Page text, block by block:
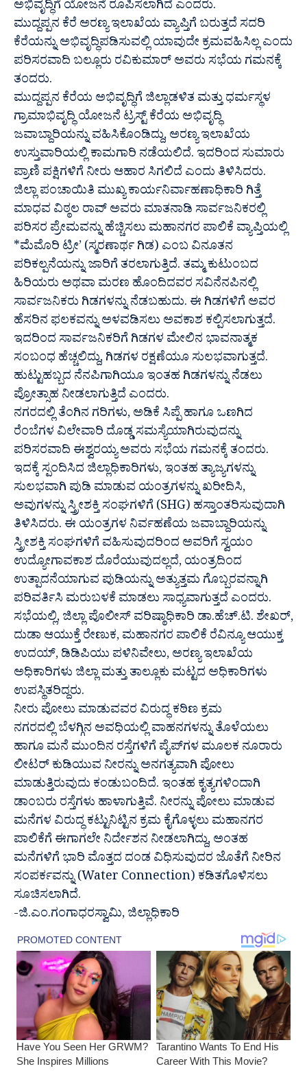
ಅಭಿವೃದ್ಧಿಗೆ ಯೋಜನೆ ರೂಪಿಸಲಾಗಿದೆ ಎಂದರು.
ಮುದ್ದಪ್ಪನ ಕೆರೆ ಅರಣ್ಯ ಇಲಾಖೆಯ ವ್ಯಾಪ್ತಿಗೆ ಬರುತ್ತದೆ ಸದರಿ
ಕೆರೆಯನ್ನು ಅಭಿವೃದ್ಧಿಪಡಿಸುವಲ್ಲಿ ಯಾವುದೇ ಕ್ರಮವಹಿಸಿಲ್ಲ ಎಂದು
ಪರಿಸರವಾದಿ ಬಲ್ಲೂರು ರವಿಕುಮಾರ್‌ ಅವರು ಸಭೆಯ ಗಮನಕ್ಕೆ
ತಂದರು.
ಮುದ್ದಪ್ಪನ ಕೆರೆಯ ಅಭಿವೃದ್ಧಿಗೆ ಜಿಲ್ಲಾಡಳಿತ ಮತ್ತು ಧರ್ಮಸ್ಥಳ
ಗ್ರಾಮಾಭಿವೃದ್ಧಿ ಯೋಜನೆ ಟ್ರಸ್ಟ್ ಕೆರೆಯ ಅಭಿವೃದ್ಧಿ
ಜವಾಬ್ದಾರಿಯನ್ನು ವಹಿಸಿಕೊಂಡಿದ್ದು, ಅರಣ್ಯ ಇಲಾಖೆಯ
ಉಸ್ತುವಾರಿಯಲ್ಲಿ ಕಾಮಗಾರಿ ನಡೆಯಲಿದೆ. ಇದರಿಂದ ಸುಮಾರು
ಪ್ರಾಣಿ ಪಕ್ಷಿಗಳಿಗೆ ನೀರು ಆಹಾರ ಸಿಗಲಿದೆ ಎಂದು ತಿಳಿಸಿದರು.
ಜಿಲ್ಲಾ ಪಂಚಾಯಿತಿ ಮುಖ್ಯ ಕಾರ್ಯನಿರ್ವಾಹಣಾಧಿಕಾರಿ ಗಿತ್ತೆ
ಮಾಧವ ವಿಠ್ಠಲ ರಾವ್‌ ಅವರು ಮಾತನಾಡಿ ಸಾರ್ವಜನಿಕರಲ್ಲಿ
ಪರಿಸರ ಪ್ರೇಮವನ್ನು ಹೆಚ್ಚಿಸಲು ಮಹಾನಗರ ಪಾಲಿಕೆ ವ್ಯಾಪ್ತಿಯಲ್ಲಿ
*ಮೆಮೊರಿ ಟ್ರೀ’ (ಸ್ಮರಣಾರ್ಥ ಗಿಡ) ಎಂಬ ವಿನೂತನ
ಪರಿಕಲ್ಪನೆಯನ್ನು ಜಾರಿಗೆ ತರಲಾಗುತ್ತಿದೆ. ತಮ್ಮ ಕುಟುಂಬದ
ಹಿರಿಯರು ಅಥವಾ ಮರಣ ಹೊಂದಿದವರ ಸವಿನೆನಪಿನಲ್ಲಿ
ಸಾರ್ವಜನಿಕರು ಗಿಡಗಳನ್ನು ನೆಡಬಹುದು. ಈ ಗಿಡಗಳಿಗೆ ಅವರ
ಹೆಸರಿನ ಫಲಕವನ್ನು ಅಳವಡಿಸಲು ಅವಕಾಶ ಕಲ್ಪಿಸಲಾಗುತ್ತದೆ.
ಇದರಿಂದ ಸಾರ್ವಜನಿಕರಿಗೆ ಗಿಡಗಳ ಮೇಲಿನ ಭಾವನಾತ್ಮಕ
ಸಂಬಂಧ ಹೆಚ್ಚಲಿದ್ದು, ಗಿಡಗಳ ರಕ್ಷಣೆಯೂ ಸುಲಭವಾಗುತ್ತದೆ.
ಹುಟ್ಟುಹಬ್ಬದ ನೆನಪಿಗಾಗಿಯೂ ಇಂತಹ ಗಿಡಗಳನ್ನು ನೆಡಲು
ಪ್ರೋತ್ಸಾಹ ನೀಡಲಾಗುತ್ತಿದೆ ಎಂದರು.
ನಗರದಲ್ಲಿ ತೆಂಗಿನ ಗರಿಗಳು, ಅಡಿಕೆ ಸಿಪ್ಪೆ ಹಾಗೂ ಒಣಗಿದ
ರೆಂಬೆಗಳ ವಿಲೇವಾರಿ ದೊಡ್ಡ ಸಮಸ್ಯೆಯಾಗಿರುವುದನ್ನು
ಪರಿಸರವಾದಿ ಈಶ್ವರಯ್ಯ ಅವರು ಸಭೆಯ ಗಮನಕ್ಕೆ ತಂದರು.
ಇದಕ್ಕೆ ಸ್ಪಂದಿಸಿದ ಜಿಲ್ಲಾಧಿಕಾರಿಗಳು, ಇಂತಹ ತ್ಯಾಜ್ಯಗಳನ್ನು
ಸುಲಭವಾಗಿ ಪುಡಿ ಮಾಡುವ ಯಂತ್ರಗಳನ್ನು ಖರೀದಿಸಿ,
ಅವುಗಳನ್ನು ಸ್ತ್ರೀಶಕ್ತಿ ಸಂಘಗಳಿಗೆ (SHG) ಹಸ್ತಾಂತರಿಸುವುದಾಗಿ
ತಿಳಿಸಿದರು. ಈ ಯಂತ್ರಗಳ ನಿರ್ವಹಣೆಯ ಜವಾಬ್ದಾರಿಯನ್ನು
ಸ್ತ್ರೀಶಕ್ತಿ ಸಂಘಗಳಿಗೆ ವಹಿಸುವುದರಿಂದ ಅವರಿಗೆ ಸ್ವಯಂ
ಉದ್ಯೋಗಾವಕಾಶ ದೊರೆಯುವುದಲ್ಲದೆ, ಯಂತ್ರದಿಂದ
ಉತ್ಪಾದನೆಯಾಗುವ ಪುಡಿಯನ್ನು ಅತ್ಯುತ್ತಮ ಗೊಬ್ಬರವನ್ನಾಗಿ
ಪರಿವರ್ತಿಸಿ ಮರುಬಳಕೆ ಮಾಡಲು ಸಾಧ್ಯವಾಗುತ್ತದೆ ಎಂದರು.
ಸಭೆಯಲ್ಲಿ, ಜಿಲ್ಲಾ ಪೊಲೀಸ್‌ ವರಿಷ್ಠಾಧಿಕಾರಿ ಡಾ.ಹೆಚ್.ಟಿ. ಶೇಖರ್‌,
ದುಡಾ ಆಯುಕ್ತೆ ರೇಣುಕ, ಮಹಾನಗರ ಪಾಲಿಕೆ ರೆವಿನ್ಯೂ ಆಯುಕ್ತ
ಉದಯ್‌, ಡಿಡಿಪಿಯು ಪಳಿನಿವೇಲು, ಅರಣ್ಯ ಇಲಾಖೆಯ
ಅಧಿಕಾರಿಗಳು ಜಿಲ್ಲಾ ಮತ್ತು ತಾಲ್ಲೂಕು ಮಟ್ಟದ ಅಧಿಕಾರಿಗಳು
ಉಪಸ್ಥಿತರಿದ್ದರು.
ನೀರು ಪೋಲು ಮಾಡುವವರ ವಿರುದ್ಧ ಕಠಿಣ ಕ್ರಮ
ನಗರದಲ್ಲಿ ಬೆಳಗ್ಗಿನ ಅವಧಿಯಲ್ಲಿ ವಾಹನಗಳನ್ನು ತೊಳೆಯಲು
ಹಾಗೂ ಮನೆ ಮುಂದಿನ ರಸ್ತೆಗಳಿಗೆ ಪೈಪ್‌ಗಳ ಮೂಲಕ ನೂರಾರು
ಲೀಟರ್ ಕುಡಿಯುವ ನೀರನ್ನು ಅನಗತ್ಯವಾಗಿ ಪೋಲು
ಮಾಡುತ್ತಿರುವುದು ಕಂಡುಬಂದಿದೆ. ಇಂತಹ ಕೃತ್ಯಗಳಿಂದಾಗಿ
ಡಾಂಬರು ರಸ್ತೆಗಳು ಹಾಳಾಗುತ್ತಿವೆ. ನೀರನ್ನು ಪೋಲು ಮಾಡುವ
ಮನೆಗಳ ವಿರುದ್ಧ ಕಟ್ಟುನಿಟ್ಟಿನ ಕ್ರಮ ಕೈಗೊಳ್ಳಲು ಮಹಾನಗರ
ಪಾಲಿಕೆಗೆ ಈಗಾಗಲೇ ನಿರ್ದೇಶನ ನೀಡಲಾಗಿದ್ದು, ಅಂತಹ
ಮನೆಗಳಿಗೆ ಭಾರಿ ಮೊತ್ತದ ದಂಡ ವಿಧಿಸುವುದರ ಜೊತೆಗೆ ನೀರಿನ
ಸಂಪರ್ಕವನ್ನು (Water Connection) ಕಡಿತಗೊಳಿಸಲು
ಸೂಚಿಸಲಾಗಿದೆ.
-ಜಿ.ಎಂ.ಗಂಗಾಧರಸ್ವಾಮಿ, ಜಿಲ್ಲಾಧಿಕಾರಿ